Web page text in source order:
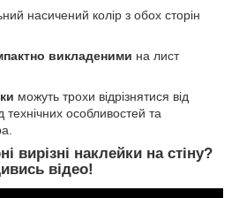
насичений колір з обох сторін
викладеними на лист
можуть трохи відрізнятися від
технічних особливостей та
вирізні наклейки на стіну?
відео!